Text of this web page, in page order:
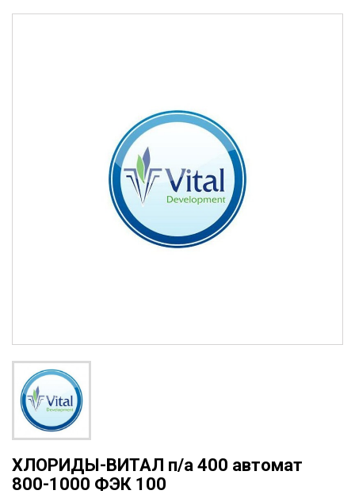
ХЛОРИДЫ-ВИТАЛ п/а 400 автомат
800-1000 ФЭК 100